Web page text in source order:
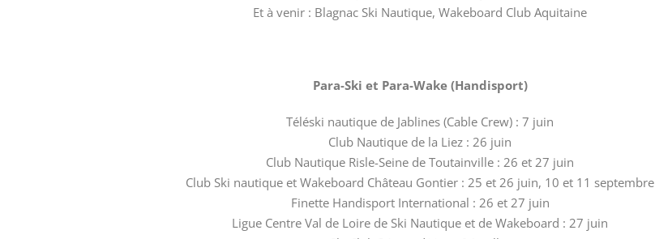
Et à venir : Blagnac Ski Nautique, Wakeboard Club Aquitaine
Para-Ski et Para-Wake (Handisport)
Téléski nautique de Jablines (Cable Crew) : 7 juin
Club Nautique de la Liez : 26 juin
Club Nautique Risle-Seine de Toutainville : 26 et 27 juin
Club Ski nautique et Wakeboard Château Gontier : 25 et 26 juin, 10 et 11 septembre
Finette Handisport International : 26 et 27 juin
Ligue Centre Val de Loire de Ski Nautique et de Wakeboard : 27 juin